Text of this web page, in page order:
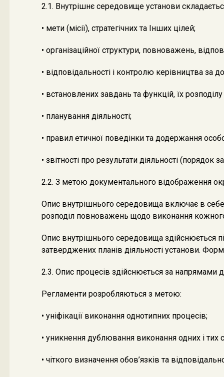
2.1. Внутрішнє середовище установи
• мети (місії), стратегічних та Інших цілей;
• організаційної структури, повноважень,
• відповідальності і контролю керівництва
• встановлених завдань та функцій, їх
• планування діяльності;
• правил етичної поведінки та додержання
• звітності про результати діяльності
2.2. З метою документального відображення
Опис внутрішнього середовища включає в себе
розподіл повноважень щодо виконання
Опис внутрішнього середовища здійснюється
затверджених планів діяльності установи.
2.3. Опис процесів здійснюється за напрямами
Регламенти розробляються з метою:
• уніфікації виконання однотипних процесів;
• уникнення дублювання виконання одних і
• чіткого визначення обов’язків та